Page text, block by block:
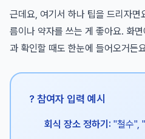
근데요, 여기서 하나 팁을 드리자면
름이나 약자를 쓰는 게 좋아요. 화
과 확인할 때도 한눈에 들어오거든
? 참여자 입력 예시
회식 장소 정하기: "철수",